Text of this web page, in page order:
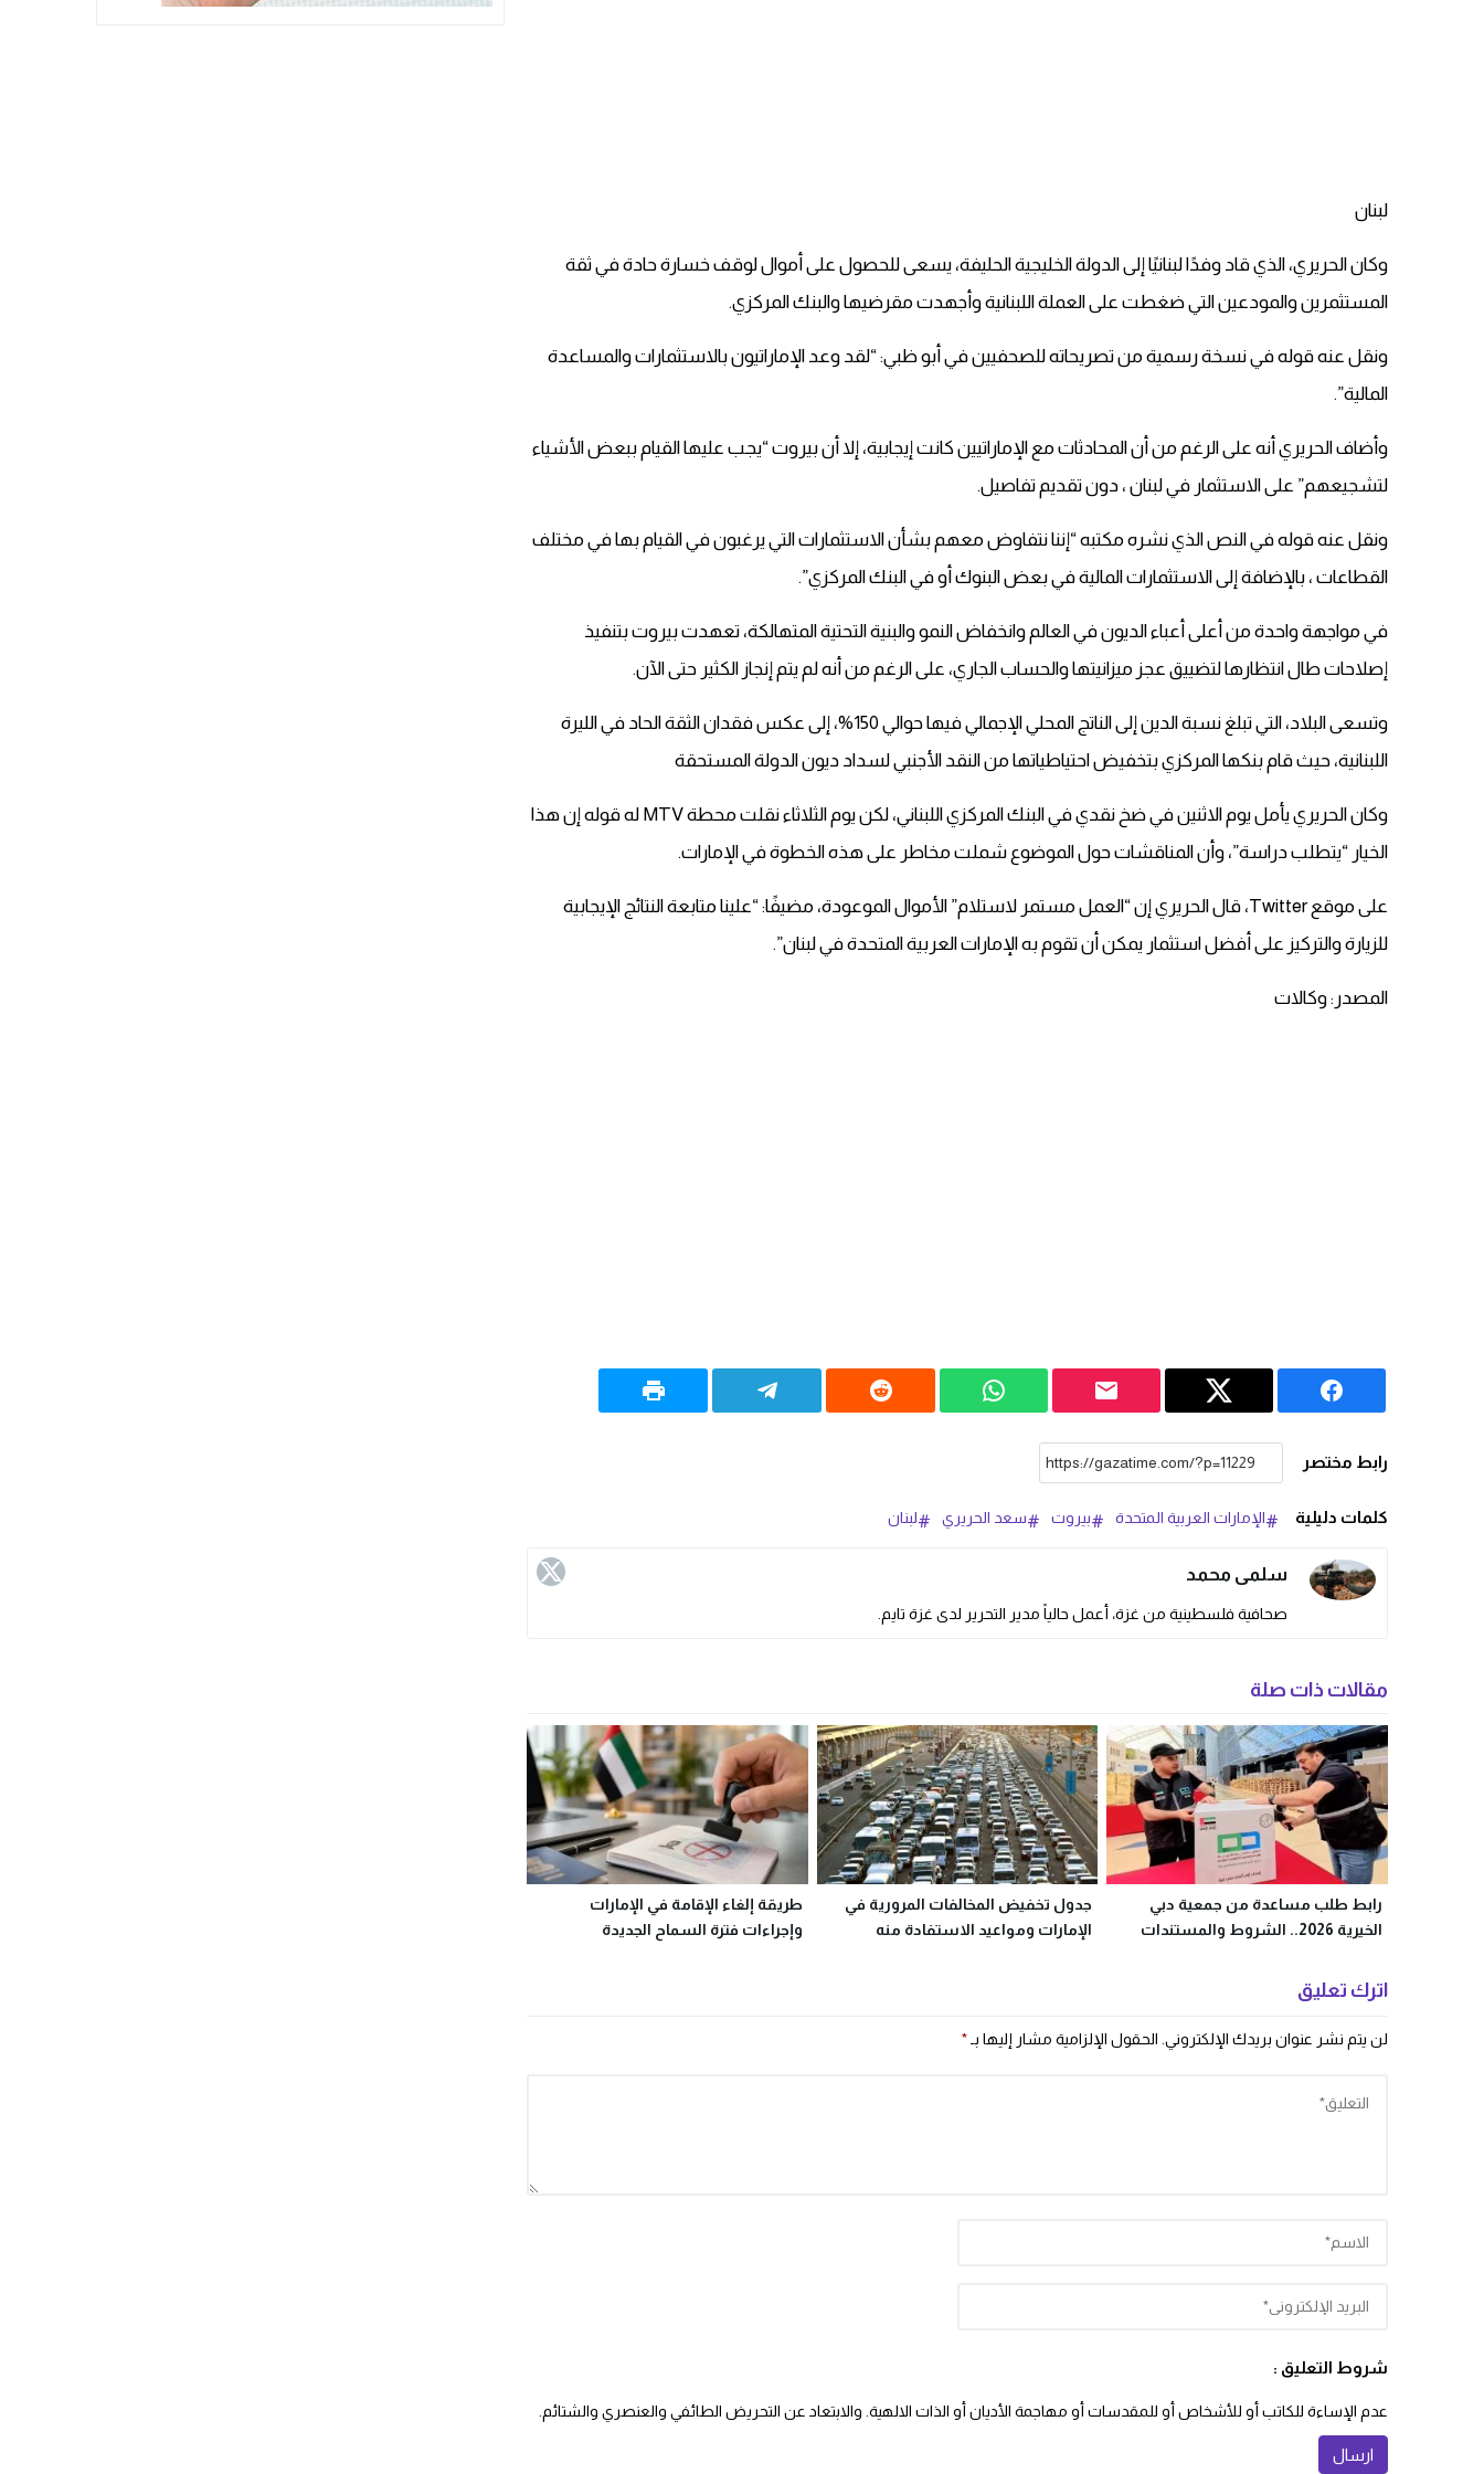
لبنان
وكان الحريري، الذي قاد وفدًا لبنانيًا إلى الدولة الخليجية الحليفة، يسعى للحصول على أموال لوقف خسارة حادة في ثقة
المستثمرين والمودعين التي ضغطت على العملة اللبنانية وأجهدت مقرضيها والبنك المركزي.
ونقل عنه قوله في نسخة رسمية من تصريحاته للصحفيين في أبو ظبي: “لقد وعد الإماراتيون بالاستثمارات والمساعدة
المالية”.
وأضاف الحريري أنه على الرغم من أن المحادثات مع الإماراتيين كانت إيجابية، إلا أن بيروت “يجب عليها القيام ببعض الأشياء
لتشجيعهم” على الاستثمار في لبنان ، دون تقديم تفاصيل.
ونقل عنه قوله في النص الذي نشره مكتبه “إننا نتفاوض معهم بشأن الاستثمارات التي يرغبون في القيام بها في مختلف
القطاعات ، بالإضافة إلى الاستثمارات المالية في بعض البنوك أو في البنك المركزي”.
في مواجهة واحدة من أعلى أعباء الديون في العالم وانخفاض النمو والبنية التحتية المتهالكة، تعهدت بيروت بتنفيذ
إصلاحات طال انتظارها لتضييق عجز ميزانيتها والحساب الجاري، على الرغم من أنه لم يتم إنجاز الكثير حتى الآن.
وتسعى البلاد، التي تبلغ نسبة الدين إلى الناتج المحلي الإجمالي فيها حوالي 150%، إلى عكس فقدان الثقة الحاد في الليرة
اللبنانية، حيث قام بنكها المركزي بتخفيض احتياطياتها من النقد الأجنبي لسداد ديون الدولة المستحقة
وكان الحريري يأمل يوم الاثنين في ضخ نقدي في البنك المركزي اللبناني، لكن يوم الثلاثاء نقلت محطة MTV له قوله إن هذا
الخيار “يتطلب دراسة”، وأن المناقشات حول الموضوع شملت مخاطر على هذه الخطوة في الإمارات.
على موقع Twitter، قال الحريري إن “العمل مستمر لاستلام” الأموال الموعودة، مضيفًا: “علينا متابعة النتائج الإيجابية
للزيارة والتركيز على أفضل استثمار يمكن أن تقوم به الإمارات العربية المتحدة في لبنان”.
المصدر: وكالات
رابط مختصر
كلمات دليلية الإمارات العربية المتحدة بيروت سعد الحريري لبنان
سلمى محمد
صحافية فلسطينية من غزة، أعمل حالياً مدير التحرير لدى غزة تايم.
مقالات ذات صلة
رابط طلب مساعدة من جمعية دبي
الخيرية 2026.. الشروط والمستندات
جدول تخفيض المخالفات المرورية في
الإمارات ومواعيد الاستفادة منه
طريقة إلغاء الإقامة في الإمارات
وإجراءات فترة السماح الجديدة
اترك تعليق
لن يتم نشر عنوان بريدك الإلكتروني. الحقول الإلزامية مشار إليها بـ *
شروط التعليق :
عدم الإساءة للكاتب أو للأشخاص أو للمقدسات أو مهاجمة الأديان أو الذات الالهية. والابتعاد عن التحريض الطائفي والعنصري والشتائم.